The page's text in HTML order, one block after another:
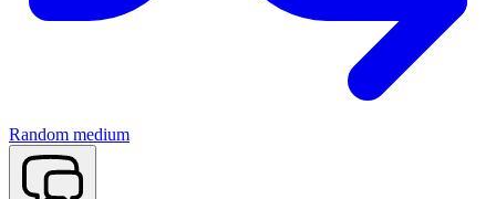
Random medium